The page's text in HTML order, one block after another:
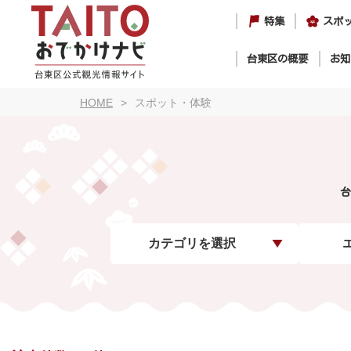
特集 スポ
台東区の概要 お
HOME スポット・体験
カテゴリを選択